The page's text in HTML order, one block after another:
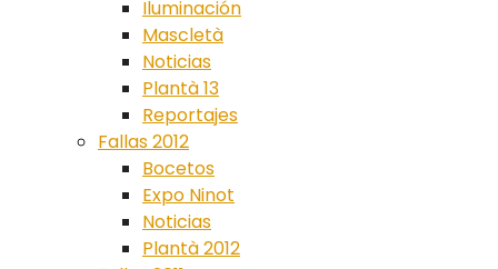
Iluminación
Mascletà
Noticias
Plantà 13
Reportajes
Fallas 2012
Bocetos
Expo Ninot
Noticias
Plantà 2012